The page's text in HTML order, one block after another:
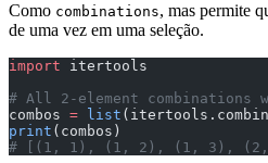
Como combinations, mas permite
de uma vez em uma seleção.
import itertools
# All 2-element
combos = list
print (combos)
# [(1, 1), (1, 2), (1, 3),